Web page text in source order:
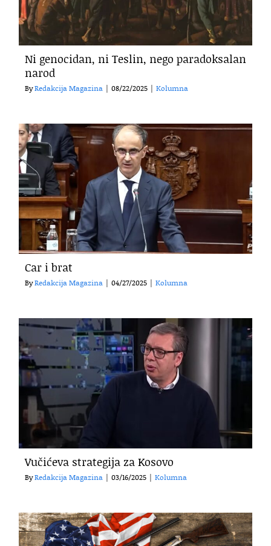
Ni genocidan, ni Teslin, nego paradoksalan
narod
ByRedakcija Magazina | 08/22/2025 | Kolumna
Car i brat
ByRedakcija Magazina | 04/27/2025 | Kolumna
Vučićeva strategija za Kosovo
ByRedakcija Magazina | 03/16/2025 | Kolumna